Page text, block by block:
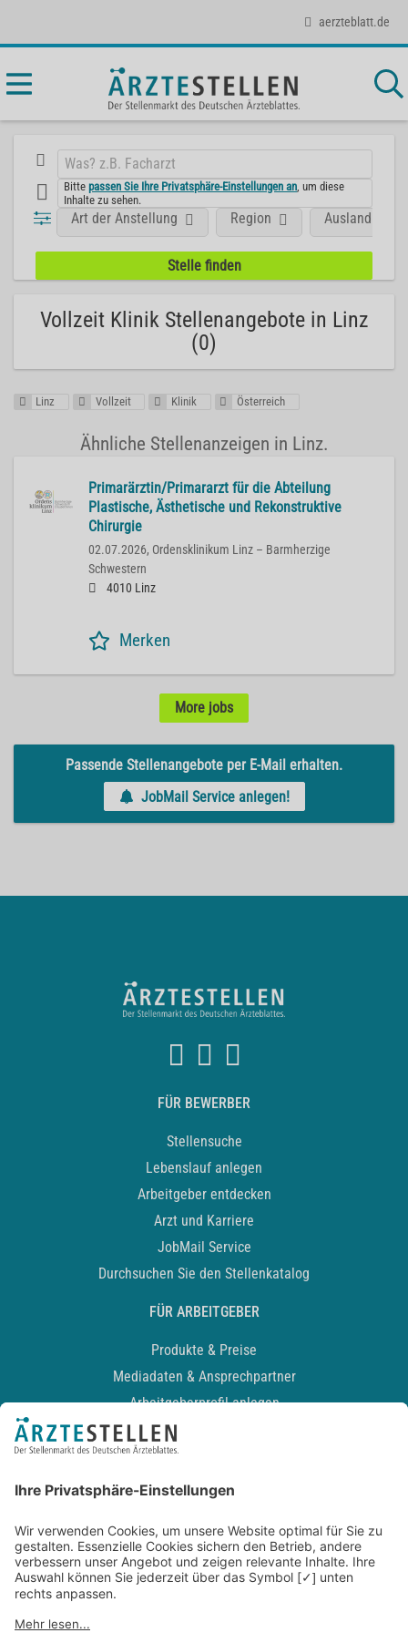
aerzteblatt.de
Bittepassen Sie Ihre Privatsphäre-Einstellungen an , um diese
Inhalte zu sehen.
Art der Anstellung Region Ausland
Vollzeit Klinik Stellenangebote in Linz
(0)
Linz Vollzeit Klinik Österreich
Ähnliche Stellenanzeigen in Linz.
Primarärztin/Primararzt für die Abteilung
Plastische, Ästhetische und Rekonstruktive
Chirurgie
02.07.2026, Ordensklinikum Linz – Barmherzige
Schwestern
4010 Linz
Merken
More jobs
Passende Stellenangebote per E-Mail erhalten.
JobMail Service anlegen!
FÜR BEWERBER
Stellensuche
Lebenslauf anlegen
Arbeitgeber entdecken
Arzt und Karriere
JobMail Service
Durchsuchen Sie den Stellenkatalog
FÜR ARBEITGEBER
Produkte & Preise
Mediadaten & Ansprechpartner
Arbeitgeberprofil anlegen
Recruiting-Podcast
Kontakt
Datenschutz
Newsletter